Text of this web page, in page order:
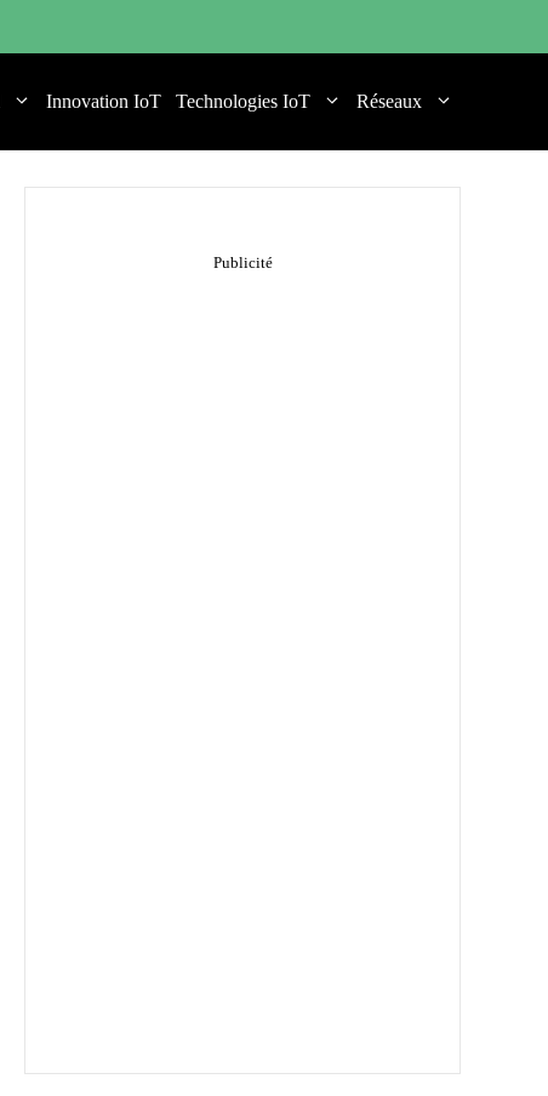
Innovation IoT Technologies IoT Réseaux